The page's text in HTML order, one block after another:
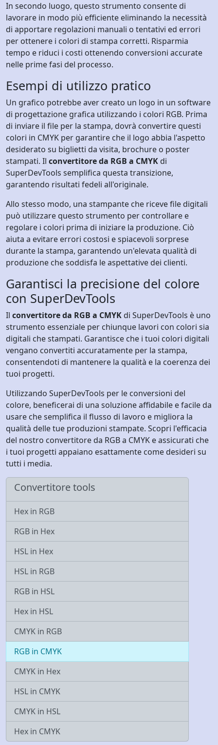
Convertitore tools
Hex in RGB
RGB in Hex
HSL in Hex
HSL in RGB
RGB in HSL
Hex in HSL
CMYK in RGB
RGB in CMYK
CMYK in Hex
HSL in CMYK
CMYK in HSL
Hex in CMYK
In secondo luogo, questo strumento consente di
lavorare in modo più efficiente eliminando la necessità
di apportare regolazioni manuali o tentativi ed errori
per ottenere i colori di stampa corretti. Risparmia
tempo e riduci i costi ottenendo conversioni accurate
nelle prime fasi del processo.
Esempi di utilizzo pratico
Un grafico potrebbe aver creato un logo in un software
di progettazione grafica utilizzando i colori RGB. Prima
di inviare il file per la stampa, dovrà convertire questi
colori in CMYK per garantire che il logo abbia l'aspetto
desiderato su biglietti da visita, brochure o poster
stampati. Il convertitore da RGB a CMYK di
SuperDevTools semplifica questa transizione,
garantendo risultati fedeli all'originale.
Allo stesso modo, una stampante che riceve file digitali
può utilizzare questo strumento per controllare e
regolare i colori prima di iniziare la produzione. Ciò
aiuta a evitare errori costosi e spiacevoli sorprese
durante la stampa, garantendo un'elevata qualità di
produzione che soddisfa le aspettative dei clienti.
Garantisci la precisione del colore
con SuperDevTools
Il convertitore da RGB a CMYK di SuperDevTools è uno
strumento essenziale per chiunque lavori con colori sia
digitali che stampati. Garantisce che i tuoi colori digitali
vengano convertiti accuratamente per la stampa,
consentendoti di mantenere la qualità e la coerenza dei
tuoi progetti.
Utilizzando SuperDevTools per le conversioni del
colore, beneficerai di una soluzione affidabile e facile da
usare che semplifica il flusso di lavoro e migliora la
qualità delle tue produzioni stampate. Scopri l'efficacia
del nostro convertitore da RGB a CMYK e assicurati che
i tuoi progetti appaiano esattamente come desideri su
tutti i media.